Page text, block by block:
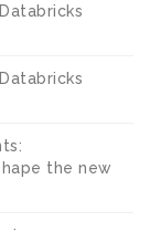
the new